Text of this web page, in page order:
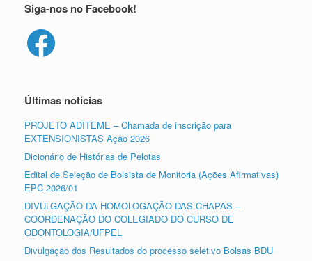
Siga-nos no Facebook!
Facebook
Últimas notícias
PROJETO ADITEME – Chamada de inscrição para
EXTENSIONISTAS Ação 2026
Dicionário de Histórias de Pelotas
Edital de Seleção de Bolsista de Monitoria (Ações Afirmativas)
EPC 2026/01
DIVULGAÇÃO DA HOMOLOGAÇÃO DAS CHAPAS –
COORDENAÇÃO DO COLEGIADO DO CURSO DE
ODONTOLOGIA/UFPEL
Divulgação dos Resultados do processo seletivo Bolsas BDU